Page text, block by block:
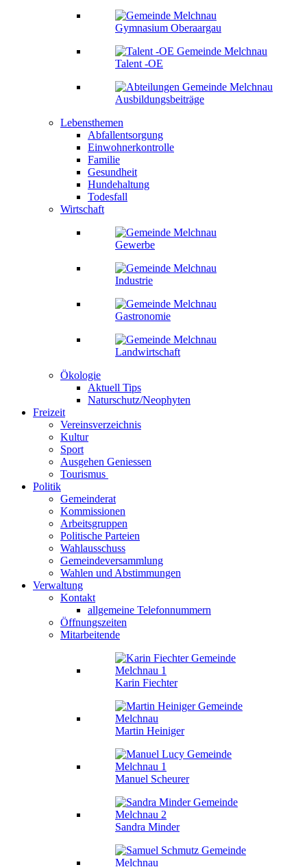
Gymnasium Oberaargau
Talent -OE
Ausbildungsbeiträge
Lebensthemen
Abfallentsorgung
Einwohnerkontrolle
Familie
Gesundheit
Hundehaltung
Todesfall
Wirtschaft
Gewerbe
Industrie
Gastronomie
Landwirtschaft
Ökologie
Aktuell Tips
Naturschutz/Neophyten
Freizeit
Vereinsverzeichnis
Kultur
Sport
Ausgehen Geniessen
Tourismus
Politik
Gemeinderat
Kommissionen
Arbeitsgruppen
Politische Parteien
Wahlausschuss
Gemeindeversammlung
Wahlen und Abstimmungen
Verwaltung
Kontakt
allgemeine Telefonnummern
Öffnungszeiten
Mitarbeitende
Karin Fiechter
Martin Heiniger
Manuel Scheurer
Sandra Minder